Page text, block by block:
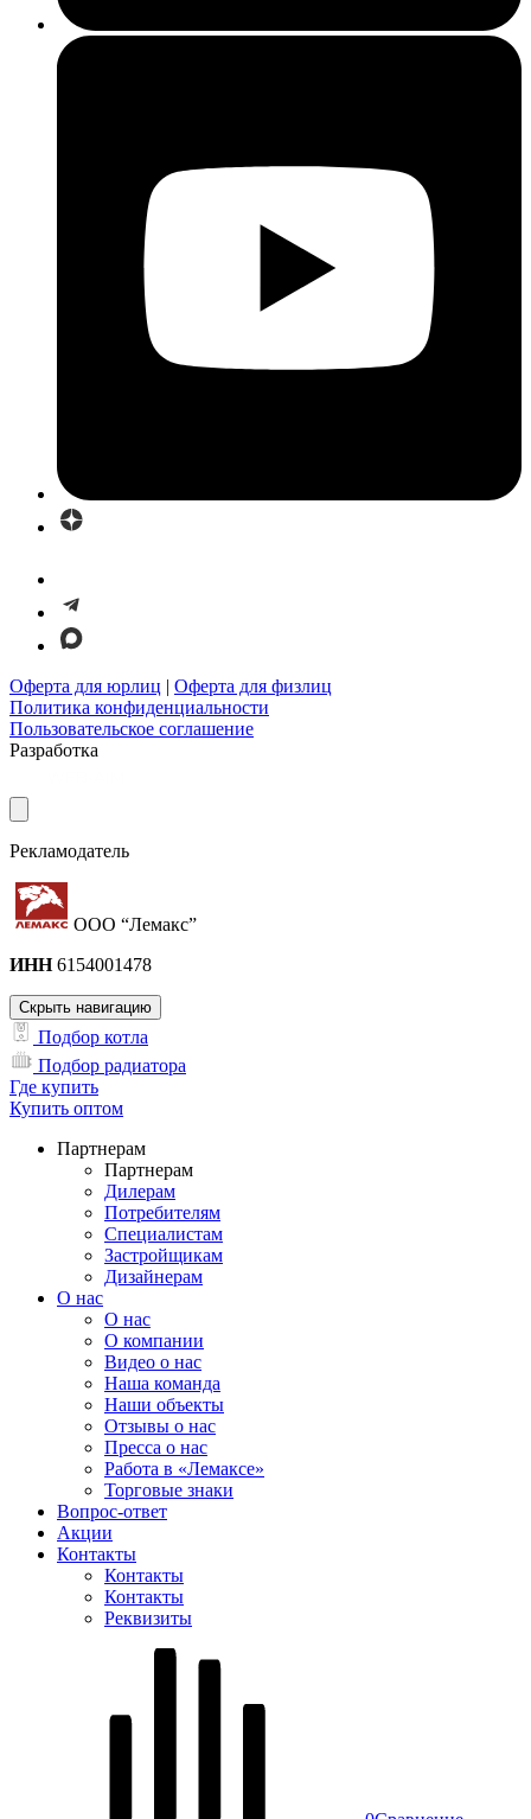
Оферта для юрлиц | Оферта для физлиц
Политика конфиденциальности
Пользовательское соглашение
Разработка
Рекламодатель
ООО “Лемакс”
ИНН6154001478
Скрыть навигацию
Подбор котла
Подбор радиатора
Где купить
Купить оптом
Партнерам
Партнерам
Дилерам
Потребителям
Специалистам
Застройщикам
Дизайнерам
О нас
О нас
О компании
Видео о нас
Наша команда
Наши объекты
Отзывы о нас
Пресса о нас
Работа в «Лемаксе»
Торговые знаки
Вопрос-ответ
Акции
Контакты
Контакты
Контакты
Реквизиты